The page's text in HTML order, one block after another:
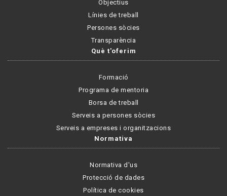
Objectius
Línies de treball
Persones sòcies
Transparència
Què t'oferim
Formació
Programa de mentoria
Borsa de treball
Serveis a persones sòcies
Serveis a empreses i organitzacions
Normativa
Normativa d'us
Protecció de dades
Política de cookies